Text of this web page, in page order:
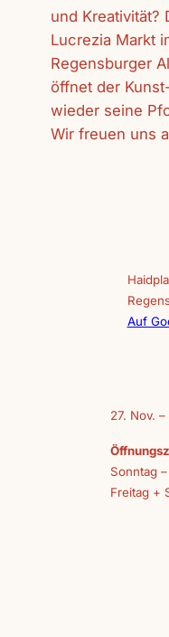
und Kreativität?
Lucrezia Markt
Regensburger
öffnet der
wieder seine
Wir freuen uns
Auf
27. Nov.
Sonntag
Freitag +